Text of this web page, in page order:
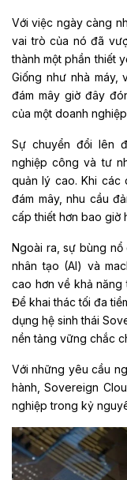
Với việc ngày càng
vai trò của nó đã
thành một phần thiết
Giống như nhà máy,
đám mây giờ đây
của một doanh
Sự chuyển đổi lên
nghiệp công và tư
quản lý cao. Khi các
đám mây, nhu cầu
cấp thiết hơn bao giờ
Ngoài ra, sự bùng
nhân tạo (AI) và
cao hơn về khả
Để khai thác tối đa
dụng hệ sinh thái
nền tảng vững chắc
Với những yêu cầu
hành, Sovereign
nghiệp trong kỷ